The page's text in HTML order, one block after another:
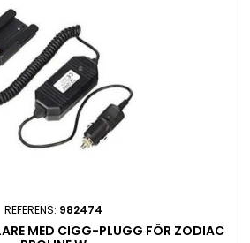
REFERENS: 982474
MED CIGG-PLUGG FÖR ZODIAC